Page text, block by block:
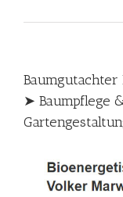
Baumgutachter
➤ Baumpflege